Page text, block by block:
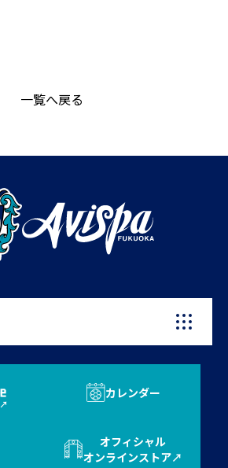
一覧へ戻る
カレンダー
オフィシャル
オンラインストア